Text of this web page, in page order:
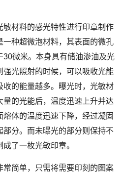
材料的感光特性进行印章制作
一种超微泡材料，其表面的微孔
微米。本身具有储油渗油及光
强光照射的时候，可以吸收光能
的能量越多。曝光时，光敏材
的光能后，温度迅速上升并达
体的温度迅速下降，经过凝固
部分。而未曝光的部分则保持不
了一枚光敏印章。
简单，只需将需要印刻的图案